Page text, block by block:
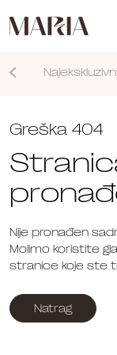
Greška 404
Nije pronađen
Molimo koristite
stranice koje ste
Natrag